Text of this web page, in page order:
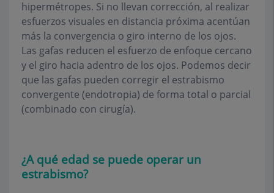
hipermétropes. Si no llevan corrección, al realizar
esfuerzos visuales en distancia próxima acentúan
más la convergencia o giro interno de los ojos.
Las gafas reducen el esfuerzo de enfoque cercano
y el giro hacia adentro de los ojos. Podemos decir
que las gafas pueden corregir el estrabismo
convergente (endotropia) de forma total o parcial
(combinado con cirugía).
¿A qué edad se puede operar un
estrabismo?